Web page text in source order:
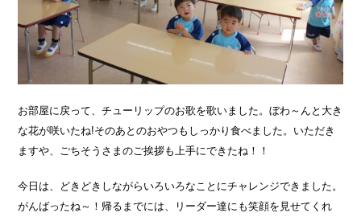
お部屋に戻って、チューリップのお歌を歌いました。ぼわ～んと大き
な花が咲いたね!そのあとのおやつもしっかり食べました。いただき
ますや、ごちそうさまのご挨拶も上手にできたね！！
今日は、どきどきしながらいろいろなことにチャレンジできました。
がんばったね～！帰るまでには、リーダー達にも笑顔を見せてくれ